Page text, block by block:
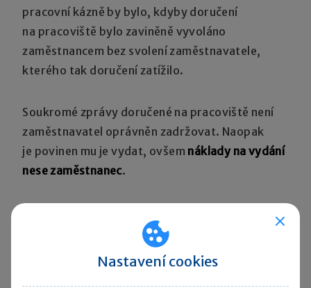
pracovní kázně by bylo, kdyby doručení
na pracoviště bylo zaviněně vyvoláno
zaměstnancem bez svolení zaměstnavatele,
kterého tak doručení zatížilo.
Soukromé zprávy doručené na pracoviště není
zaměstnavatel oprávněn zadržovat. Naopak
je povinen mu je vydat, ovšem náklady na vydání
nese zaměstnanec.
právo za splnění zákonných podmínek
kontrolovat korespondenci zaměstnance.
Je však vždy nutné posuzovat splnění podmínek
Nastavení cookies